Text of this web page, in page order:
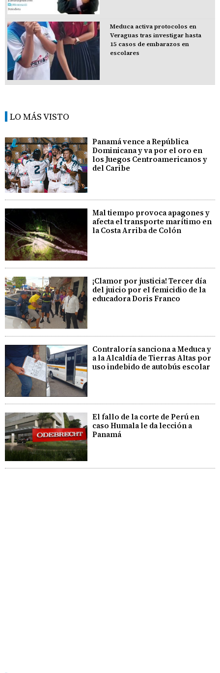
Meduca activa protocolos en
Veraguas tras investigar hasta
15 casos de embarazos en
escolares
LO MÁS VISTO
Panamá vence a República
Dominicana y va por el oro en
los Juegos Centroamericanos y
del Caribe
Mal tiempo provoca apagones y
afecta el transporte marítimo en
la Costa Arriba de Colón
¡Clamor por justicia! Tercer día
del juicio por el femicidio de la
educadora Doris Franco
Contraloría sanciona a Meduca y
a la Alcaldía de Tierras Altas por
uso indebido de autobús escolar
El fallo de la corte de Perú en
caso Humala le da lección a
Panamá